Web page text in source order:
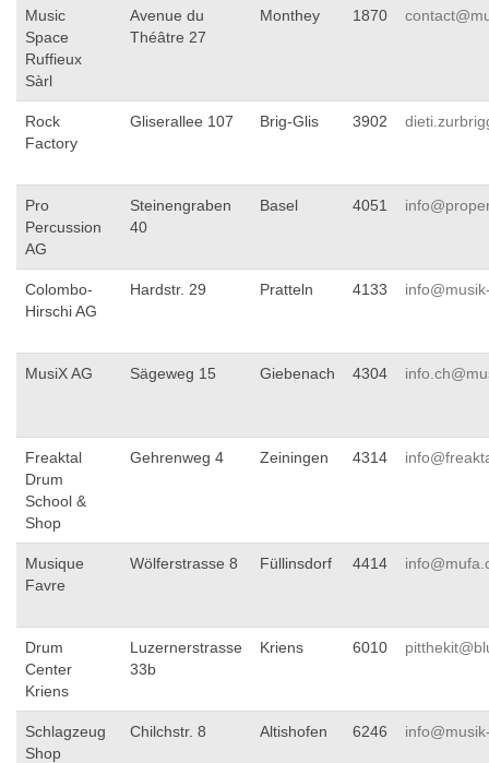
Music
Space
Ruffieux
Sàrl
Avenue du
Théâtre 27
Monthey 1870
Rock
Factory
Gliserallee 107 Brig-Glis 3902
Pro
Percussion
AG
Steinengraben
40
Basel 4051
Colombo-
Hirschi AG
Hardstr. 29 Pratteln 4133
MusiX AG Sägeweg 15 Giebenach 4304
Freaktal
Drum
School &
Shop
Gehrenweg 4 Zeiningen 4314
Musique
Favre
Wölferstrasse 8 Füllinsdorf 4414
Drum
Center
Kriens
Luzernerstrasse
33b
Kriens 6010
Schlagzeug
Shop
Chilchstr. 8 Altishofen 6246